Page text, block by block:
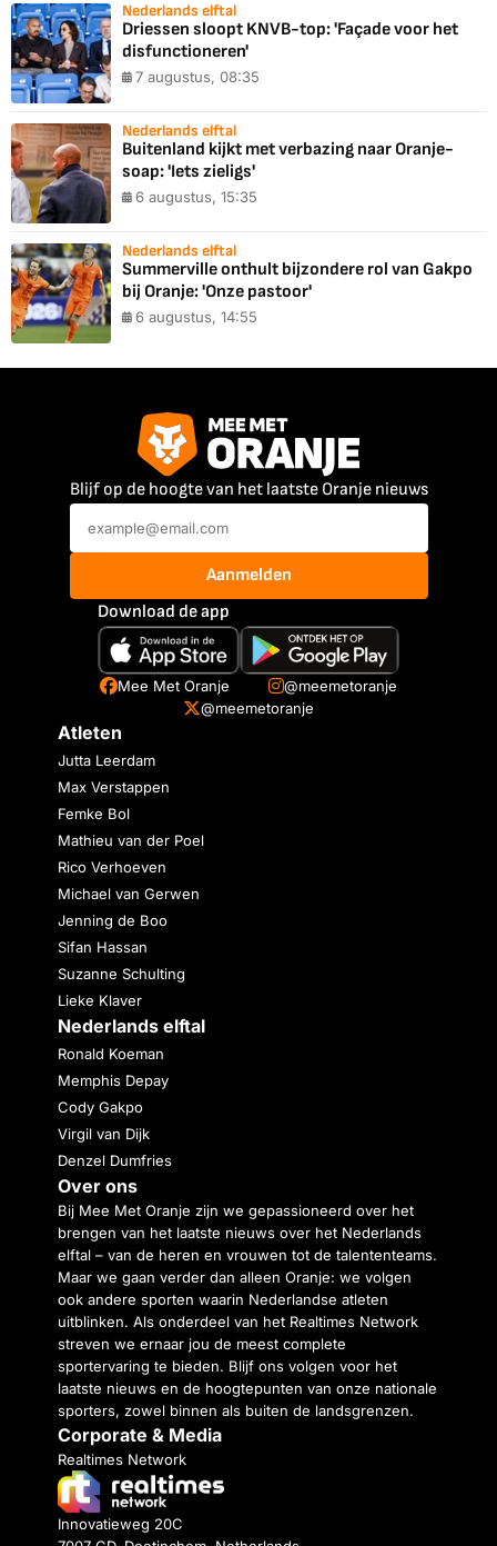
Nederlands elftal
Driessen sloopt KNVB-top: 'Façade voor het
disfunctioneren'
7 augustus, 08:35
Nederlands elftal
Buitenland kijkt met verbazing naar Oranje-
soap: 'Iets zieligs'
6 augustus, 15:35
Nederlands elftal
Summerville onthult bijzondere rol van Gakpo
bij Oranje: 'Onze pastoor'
6 augustus, 14:55
Blijf op de hoogte van het laatste Oranje nieuws
Aanmelden
Download de app
Mee Met Oranje
@meemetoranje
@meemetoranje
Atleten
Jutta Leerdam
Max Verstappen
Femke Bol
Mathieu van der Poel
Rico Verhoeven
Michael van Gerwen
Jenning de Boo
Sifan Hassan
Suzanne Schulting
Lieke Klaver
Nederlands elftal
Ronald Koeman
Memphis Depay
Cody Gakpo
Virgil van Dijk
Denzel Dumfries
Over ons
Bij Mee Met Oranje zijn we gepassioneerd over het
brengen van het laatste nieuws over het Nederlands
elftal – van de heren en vrouwen tot de talententeams.
Maar we gaan verder dan alleen Oranje: we volgen
ook andere sporten waarin Nederlandse atleten
uitblinken. Als onderdeel van het Realtimes Network
streven we ernaar jou de meest complete
sportervaring te bieden. Blijf ons volgen voor het
laatste nieuws en de hoogtepunten van onze nationale
sporters, zowel binnen als buiten de landsgrenzen.
Corporate & Media
Realtimes Network
Innovatieweg 20C